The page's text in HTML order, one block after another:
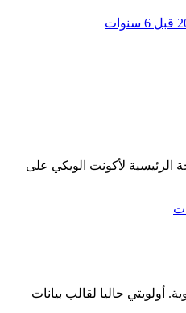
قبل 6 سنوات
الرئيسية لأكونت الويكي على
حاليا لقالب بيانات